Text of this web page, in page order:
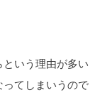
いう理由が多い
てしまいうので